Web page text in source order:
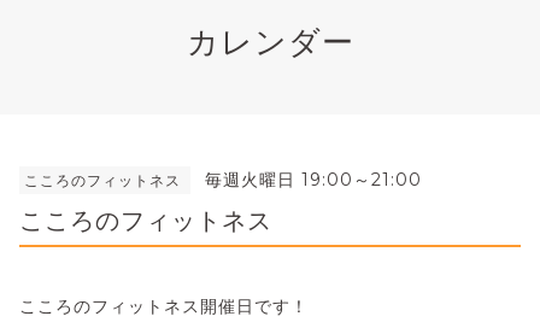
カレンダー
こころのフィットネス 毎週火曜日 19:00～21:00
こころのフィットネス
こころのフィットネス開催日です！